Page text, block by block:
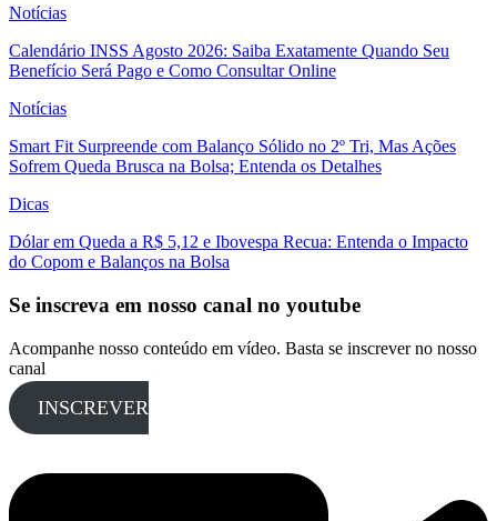
Notícias
Calendário INSS Agosto 2026: Saiba Exatamente Quando Seu
Benefício Será Pago e Como Consultar Online
Notícias
Smart Fit Surpreende com Balanço Sólido no 2º Tri, Mas Ações
Sofrem Queda Brusca na Bolsa; Entenda os Detalhes
Dicas
Dólar em Queda a R$ 5,12 e Ibovespa Recua: Entenda o Impacto
do Copom e Balanços na Bolsa
Se inscreva em nosso canal no youtube
Acompanhe nosso conteúdo em vídeo. Basta se inscrever no nosso
canal
INSCREVER